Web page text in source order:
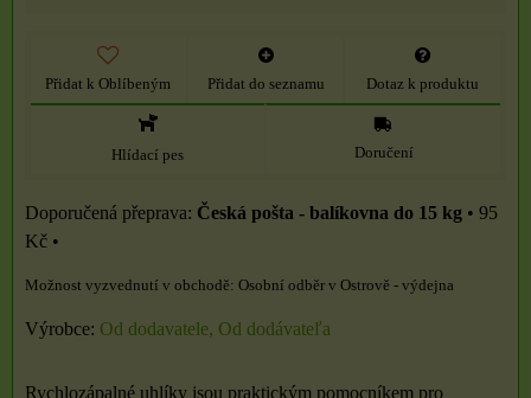
Přidat k Oblíbeným Přidat do seznamu Dotaz k produktu
Hlídací pes Doručení
Česká pošta - balíkovna do 15 kg • 95
Kč •
Osobní odběr v Ostrově - výdejna
Výrobce: Od dodavatele, Od dodávateľa
Rychlozápalné uhlíky jsou praktickým pomocníkem pro